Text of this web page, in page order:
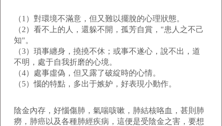
（1）對環境不滿意，但又難以擺脫的心理狀態。
（2）看不上的人，還躲不開，孤芳自賞，"患人之不己
知"。
（3）瑣事纏身，撓撓不休；或事不遂心，說不出，道
不明，處于自我折磨的心境。
（4）處事虛偽，但又露了破綻時的心情。
（5）惱的特點，多出于嫉妒，好表現小動作。
陰金內存，好惱傷肺，氣喘咳嗽，肺結核咯血，甚則肺
癆，肺癌以及各種肺經疾病，這便是受陰金之害，要想